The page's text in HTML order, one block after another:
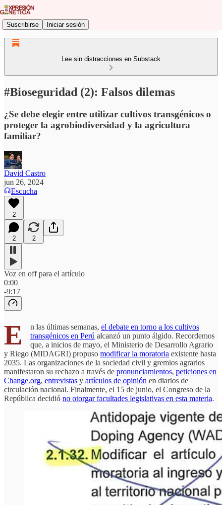
Suscribirse Iniciar sesión
Lee sin distracciones en Substack
#Bioseguridad (2): Falsos dilemas
¿Se debe elegir entre utilizar cultivos transgénicos o
proteger la agrobiodiversidad y la agricultura
familiar?
David Castro
jun 26, 2024
Escucha
2
2 2
Voz en off para el artículo
0:00
-9:17
E n las últimas semanas, el debate en torno a los cultivos
transgénicos en Perú alcanzó un punto álgido. Recordemos
que, a inicios de mayo, el Ministerio de Desarrollo Agrario
y Riego (MIDAGRI) propuso modificar la moratoria existente hasta
2035. Las organizaciones de la sociedad civil y gremios agrarios
manifestaron su rechazo a través de pronunciamientos, peticiones en
Change.org, entrevistas y artículos de opinión en diarios de
circulación nacional. Finalmente, el 15 de junio, el Congreso de la
República decidió no otorgar facultades legislativas en esta materia.